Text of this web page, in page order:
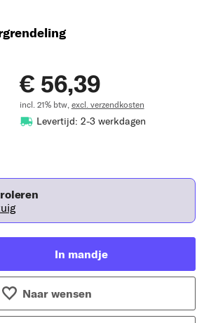
€ 56,39
incl. 21% btw, excl. verzendkosten
Levertijd: 2-3 werkdagen
In mandje
Naar wensen